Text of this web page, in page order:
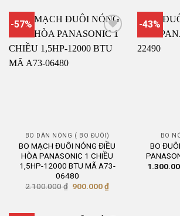
1.950.000 ₫.
-57%
BO DÀN NÓNG ( BO ĐUÔI)
BO MẠCH ĐUÔI NÓNG ĐIỀU
HÒA PANASONIC 1 CHIỀU
1,5HP-12000 BTU MÃ A73-
06480
2.100.000₫ Giá
900.000₫Giá
-43%
BO
BO